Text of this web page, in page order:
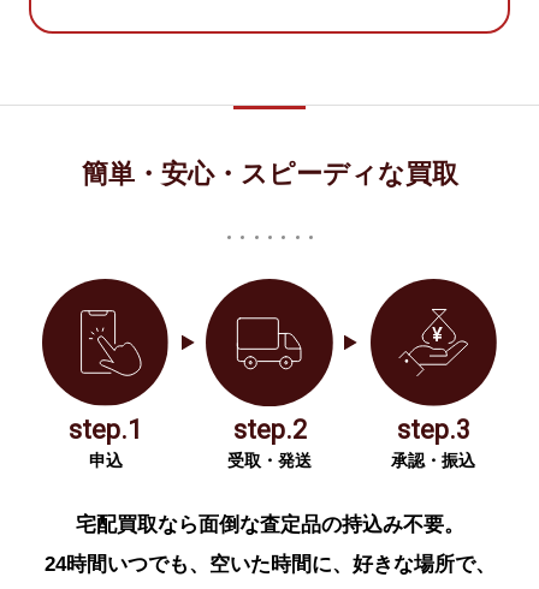
簡単・安心・スピーディな買取
step.1
申込
step.2
受取・発送
step.3
承認・振込
宅配買取なら面倒な査定品の持込み不要。
24時間いつでも、空いた時間に、好きな場所で、